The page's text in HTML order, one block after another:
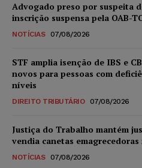
Advogado preso por suspeita
inscrição suspensa pela OAB-
NOTÍCIAS 07/08/2026
STF amplia isenção de IBS e
novos para pessoas com
níveis
DIREITO TRIBUTÁRIO 07/08/2026
Justiça do Trabalho mantém
vendia canetas
NOTÍCIAS 07/08/2026